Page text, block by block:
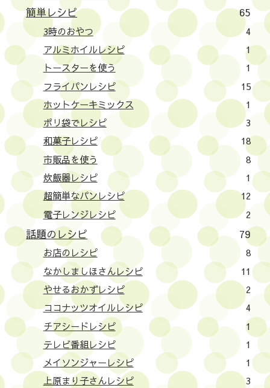
簡単レシピ
65
3時のおやつ
4
アルミホイルレシピ
1
トースターを使う
1
フライパンレシピ
15
ホットケーキミックス
1
ポリ袋でレシピ
3
和菓子レシピ
18
市販品を使う
8
炊飯器レシピ
1
超簡単なパンレシピ
12
電子レンジレシピ
2
話題のレシピ 79
お店のレシピ
8
なかしましほさんレシピ
11
やせるおかずレシピ
2
ココナッツオイルレシピ
4
チアシードレシピ
1
テレビ番組レシピ
1
メイソンジャーレシピ
1
上原まり子さんレシピ
3